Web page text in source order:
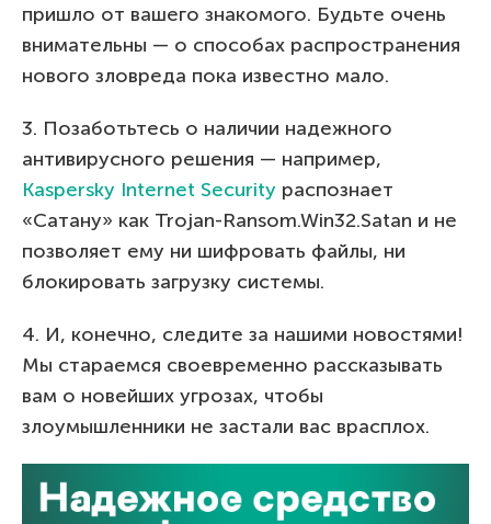
пришло от вашего знакомого. Будьте очень
внимательны — о способах распространения
нового зловреда пока известно мало.
3. Позаботьтесь о наличии надежного
антивирусного решения — например,
Kaspersky Internet Security распознает
«Сатану» как Trojan-Ransom.Win32.Satan и не
позволяет ему ни шифровать файлы, ни
блокировать загрузку системы.
4. И, конечно, следите за нашими новостями!
Мы стараемся своевременно рассказывать
вам о новейших угрозах, чтобы
злоумышленники не застали вас врасплох.